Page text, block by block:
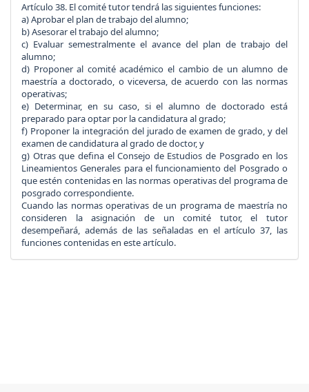
Artículo 38. El comité tutor tendrá las siguientes funciones:
a) Aprobar el plan de trabajo del alumno;
b) Asesorar el trabajo del alumno;
c) Evaluar semestralmente el avance del plan de trabajo del
alumno;
d) Proponer al comité académico el cambio de un alumno de
maestría a doctorado, o viceversa, de acuerdo con las normas
operativas;
e) Determinar, en su caso, si el alumno de doctorado está
preparado para optar por la candidatura al grado;
f) Proponer la integración del jurado de examen de grado, y del
examen de candidatura al grado de doctor, y
g) Otras que defina el Consejo de Estudios de Posgrado en los
Lineamientos Generales para el funcionamiento del Posgrado o
que estén contenidas en las normas operativas del programa de
posgrado correspondiente.
Cuando las normas operativas de un programa de maestría no
consideren la asignación de un comité tutor, el tutor
desempeñará, además de las señaladas en el artículo 37, las
funciones contenidas en este artículo.